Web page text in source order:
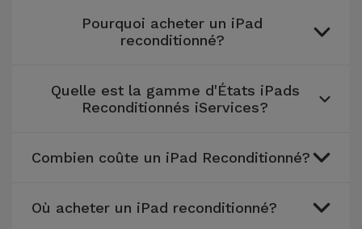
Pourquoi acheter un iPad
reconditionné?
Quelle est la gamme d'États iPads
Reconditionnés iServices?
Combien coûte un iPad Reconditionné?
Où acheter un iPad reconditionné?